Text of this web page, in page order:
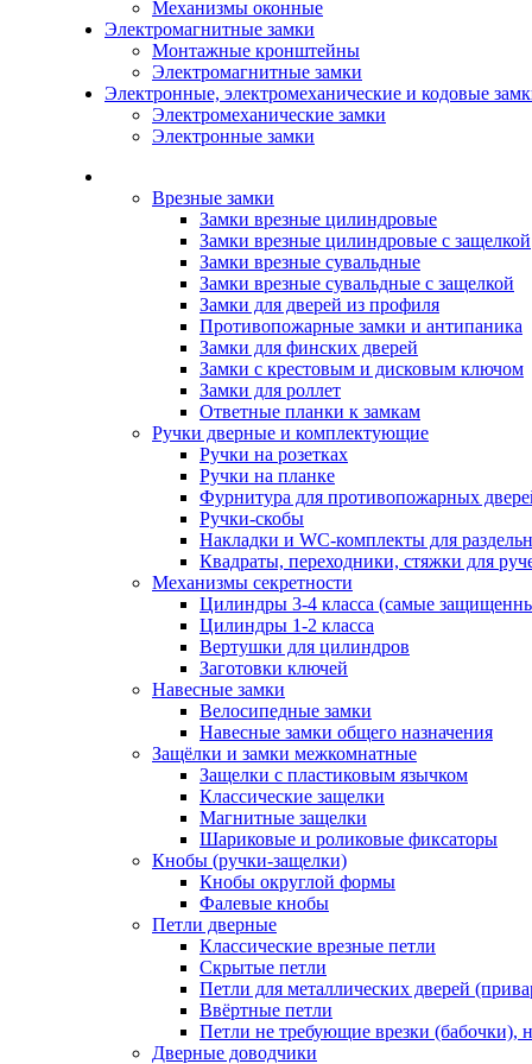
Механизмы оконные
Электромагнитные замки
Монтажные кронштейны
Электромагнитные замки
Электронные, электромеханические и кодовые
Электромеханические замки
Электронные замки
Врезные замки
Замки врезные цилиндровые
Замки врезные цилиндровые с защелкой
Замки врезные сувальдные
Замки врезные сувальдные с защелкой
Замки для дверей из профиля
Противопожарные замки и антипаника
Замки для финских дверей
Замки с крестовым и дисковым ключом
Замки для роллет
Ответные планки к замкам
Ручки дверные и комплектующие
Ручки на розетках
Ручки на планке
Фурнитура для противопожарных
Ручки-скобы
Накладки и WC-комплекты для
Квадраты, переходники, стяжки для
Механизмы секретности
Цилиндры 3-4 класса (самые
Цилиндры 1-2 класса
Вертушки для цилиндров
Заготовки ключей
Навесные замки
Велосипедные замки
Навесные замки общего назначения
Защёлки и замки межкомнатные
Защелки с пластиковым язычком
Классические защелки
Магнитные защелки
Шариковые и роликовые фиксаторы
Кнобы (ручки-защелки)
Кнобы округлой формы
Фалевые кнобы
Петли дверные
Классические врезные петли
Скрытые петли
Петли для металлических дверей
Ввёртные петли
Петли не требующие врезки (бабочки),
Дверные доводчики